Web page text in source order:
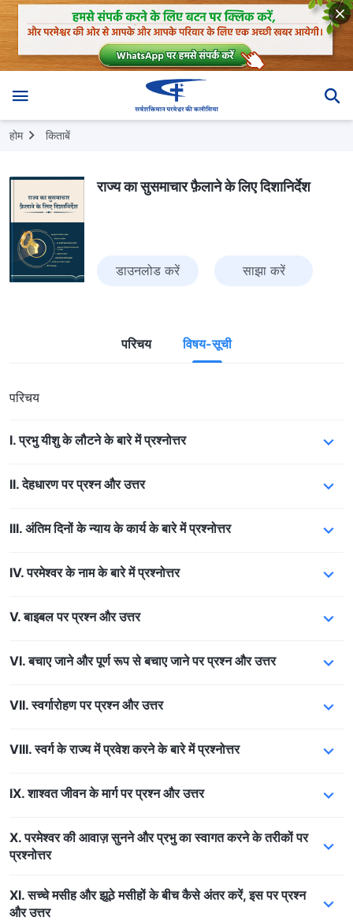
होम किताबें
राज्य का सुसमाचार फ़ैलाने के लिए दिशानिर्देश
डाउनलोड करें साझा करें
परिचय विषय-सूची
परिचय
I. प्रभु यीशु के लौटने के बारे में प्रश्नोत्तर
II. देहधारण पर प्रश्न और उत्तर
III. अंतिम दिनों के न्याय के कार्य के बारे में प्रश्नोत्तर
IV. परमेश्वर के नाम के बारे में प्रश्नोत्तर
V. बाइबल पर प्रश्न और उत्तर
VI. बचाए जाने और पूर्ण रूप से बचाए जाने पर प्रश्न और उत्तर
VII. स्वर्गारोहण पर प्रश्न और उत्तर
VIII. स्वर्ग के राज्य में प्रवेश करने के बारे में प्रश्नोत्तर
IX. शाश्वत जीवन के मार्ग पर प्रश्न और उत्तर
X. परमेश्वर की आवाज़ सुनने और प्रभु का स्वागत करने के तरीकों पर
प्रश्नोत्तर
XI. सच्चे मसीह और झूठे मसीहों के बीच कैसे अंतर करें, इस पर प्रश्न
और उत्तर